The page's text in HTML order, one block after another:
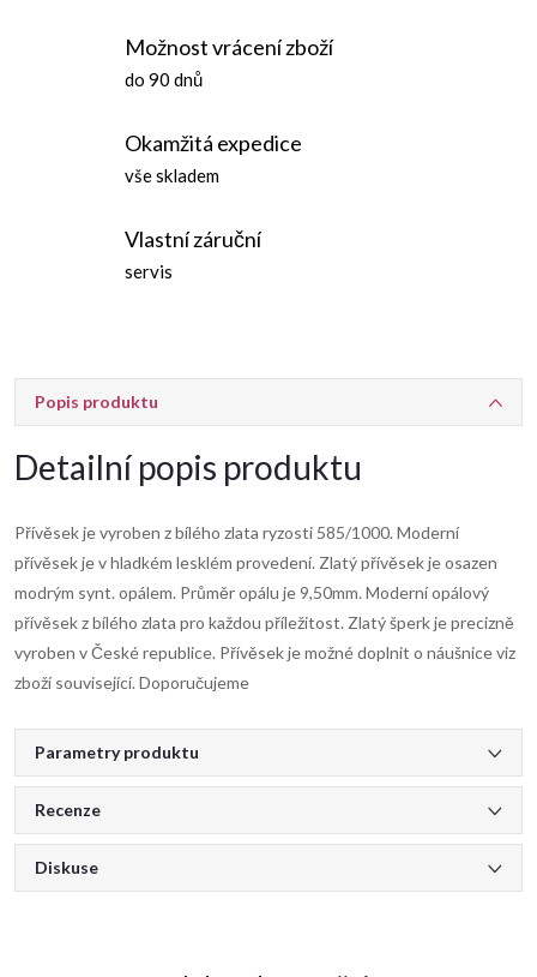
Možnost vrácení zboží
do 90 dnů
Okamžitá expedice
vše skladem
Vlastní záruční
servis
Popis produktu
Detailní popis produktu
Přívěsek je vyroben z bílého zlata ryzosti 585/1000. Moderní
přívěsek je v hladkém lesklém provedení. Zlatý přívěsek je osazen
modrým synt. opálem. Průměr opálu je 9,50mm. Moderní opálový
přívěsek z bílého zlata pro každou příležitost. Zlatý šperk je precizně
vyroben v České republice. Přívěsek je možné doplnit o náušnice viz
zboží související. Doporučujeme
Parametry produktu
Recenze
Diskuse